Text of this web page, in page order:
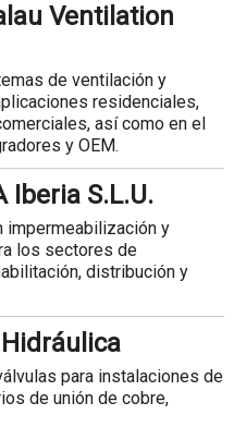
Ventilation
de ventilación y
residenciales,
así como en el
y OEM.
Iberia S.L.U.
impermeabilización y
los sectores de
distribución y
para instalaciones de
de unión de cobre,